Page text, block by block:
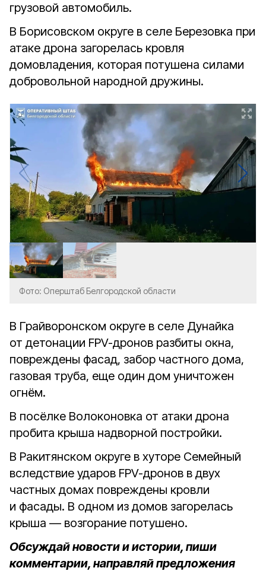
грузовой автомобиль.
В Борисовском округе в селе Березовка при
атаке дрона загорелась кровля
домовладения, которая потушена силами
добровольной народной дружины.
Фото: Оперштаб Белгородской области
В Грайворонском округе в селе Дунайка
от детонации FPV-дронов разбиты окна,
повреждены фасад, забор частного дома,
газовая труба, еще один дом уничтожен
огнём.
В посёлке Волоконовка от атаки дрона
пробита крыша надворной постройки.
В Ракитянском округе в хуторе Семейный
вследствие ударов FPV-дронов в двух
частных домах повреждены кровли
и фасады. В одном из домов загорелась
крыша — возгорание потушено.
Обсуждай новости и истории, пиши
комментарии, направляй предложения